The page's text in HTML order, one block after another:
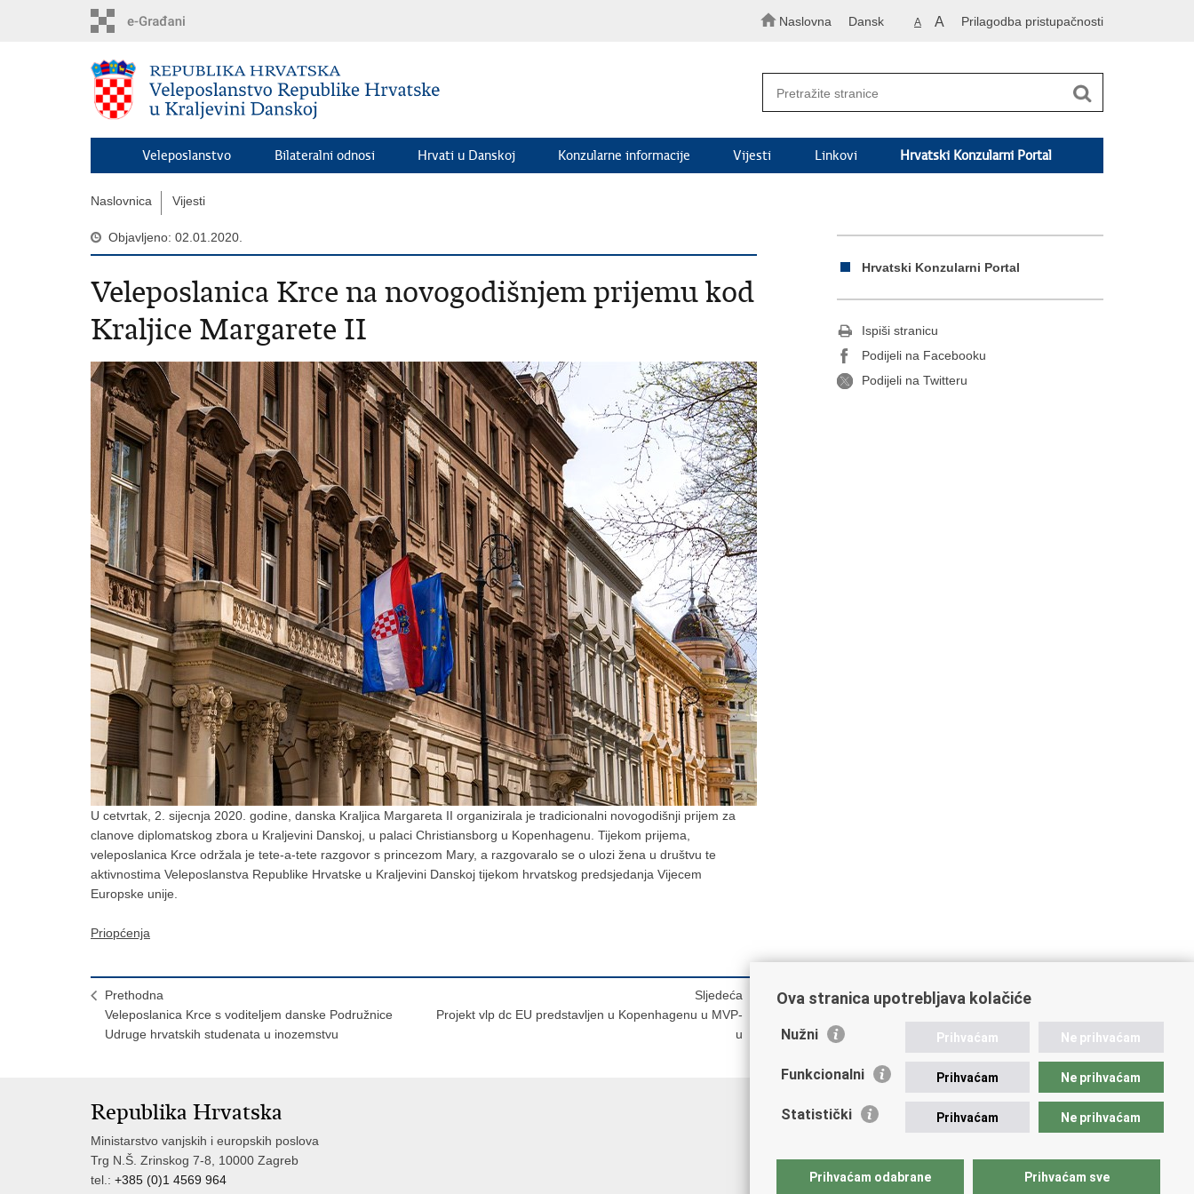
Naslovna Dansk A A Prilagodba pristupačnosti
Veleposlanstvo Bilateralni odnosi Hrvati u Danskoj Konzularne informacije Vijesti Linkovi Hrvatski Konzularni Portal
Naslovnica Vijesti
Objavljeno: 02.01.2020.
Veleposlanica Krce na novogodišnjem prijemu kod
Kraljice Margarete II
U cetvrtak, 2. sijecnja 2020. godine, danska Kraljica Margareta II organizirala je tradicionalni novogodišnji prijem za
clanove diplomatskog zbora u Kraljevini Danskoj, u palaci Christiansborg u Kopenhagenu. Tijekom prijema,
veleposlanica Krce održala je tete-a-tete razgovor s princezom Mary, a razgovaralo se o ulozi žena u društvu te
aktivnostima Veleposlanstva Republike Hrvatske u Kraljevini Danskoj tijekom hrvatskog predsjedanja Vijecem
Europske unije.
Priopćenja
Prethodna
Veleposlanica Krce s voditeljem danske Podružnice
Udruge hrvatskih studenata u inozemstvu
Sljedeća
Projekt vlp dc EU predstavljen u Kopenhagenu u MVP-
u
Hrvatski Konzularni Portal
Ispiši stranicu
Podijeli na Facebooku
Podijeli na Twitteru
Republika Hrvatska
Ministarstvo vanjskih i europskih poslova
Trg N.Š. Zrinskog 7-8, 10000 Zagreb
tel.: +385 (0)1 4569 964
Ova stranica upotrebljava kolačiće
Nužni Prihvaćam Ne prihvaćam
Funkcionalni Prihvaćam Ne prihvaćam
Statistički Prihvaćam Ne prihvaćam
Prihvaćam odabrane Prihvaćam sve